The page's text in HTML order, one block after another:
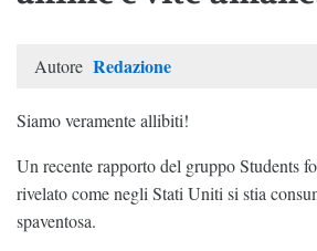
Autore Redazione
Siamo veramente allibiti!
Un recente rapporto del gruppo Students
rivelato come negli Stati Uniti si stia
spaventosa.